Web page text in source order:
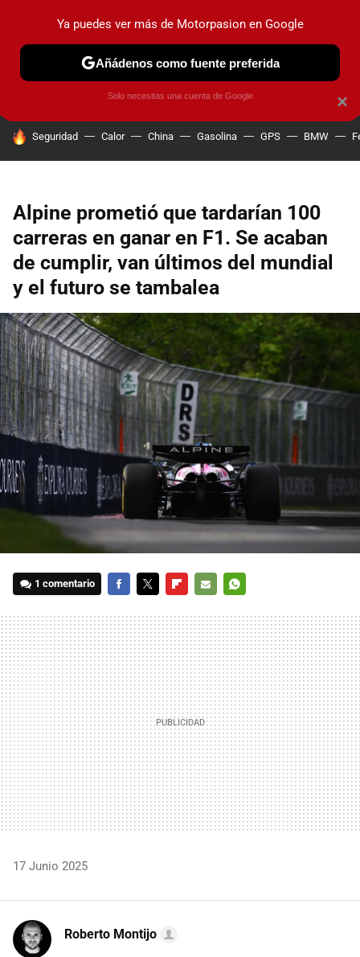
PRUEBAS COCHES ELÉCTRICOS OBSERVATORIO
HOY SE HABLA DE
Seguridad Calor China Gasolina GPS BMW
Alpine prometió que tardarían 100
carreras en ganar en F1. Se acaban
de cumplir, van últimos del mundial
y el futuro se tambalea
1 comentario
MAIL
17 Junio 2025
Roberto Montijo
×
Ya puedes ver más de Motorpasion en Google
Añádenos como fuente preferida
Solo necesitas una cuenta de Google